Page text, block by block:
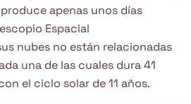
apenas unos días
Espacial
nubes no están relacionadas
una de las cuales dura 41
el ciclo solar de 11 años.